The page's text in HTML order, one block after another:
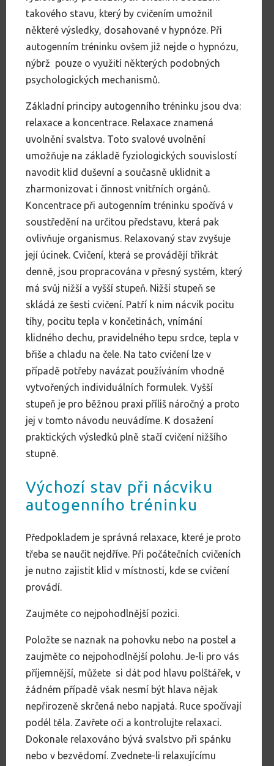
takového stavu, který by cvičením umožnil
některé výsledky, dosahované v hypnóze. Při
autogenním tréninku ovšem již nejde o hypnózu,
nýbrž pouze o využití některých podobných
psychologických mechanismů.
Základní principy autogenního tréninku jsou dva:
relaxace a koncentrace. Relaxace znamená
uvolnění svalstva. Toto svalové uvolnění
umožňuje na základě fyziologických souvislostí
navodit klid duševní a současně uklidnit a
zharmonizovat i činnost vnitřních orgánů.
Koncentrace při autogenním tréninku spočívá v
soustředění na určitou představu, která pak
ovlivňuje organismus. Relaxovaný stav zvyšuje
její úcinek. Cvičení, která se provádějí třikrát
denně, jsou propracována v přesný systém, který
má svůj nižší a vyšší stupeň. Nižší stupeň se
skládá ze šesti cvičení. Patří k nim nácvik pocitu
tíhy, pocitu tepla v končetinách, vnímání
klidného dechu, pravidelného tepu srdce, tepla v
břiše a chladu na čele. Na tato cvičení lze v
případě potřeby navázat používáním vhodně
vytvořených individuálních formulek. Vyšší
stupeň je pro běžnou praxi příliš náročný a proto
jej v tomto návodu neuvádíme. K dosažení
praktických výsledků plně stačí cvičení nižšího
stupně.
Výchozí stav při nácviku
autogenního tréninku
Předpokladem je správná relaxace, které je proto
třeba se naučit nejdříve. Při počátečních cvičeních
je nutno zajistit klid v místnosti, kde se cvičení
provádí.
Zaujměte co nejpohodlnější pozici.
Položte se naznak na pohovku nebo na postel a
zaujměte co nejpohodlnější polohu. Je-li pro vás
příjemnější, můžete si dát pod hlavu polštářek, v
žádném případě však nesmí být hlava nějak
nepřirozeně skrčená nebo napjatá. Ruce spočívají
podél těla. Zavřete oči a kontrolujte relaxaci.
Dokonale relaxováno bývá svalstvo při spánku
nebo v bezvědomí. Zvednete-li relaxujícímu